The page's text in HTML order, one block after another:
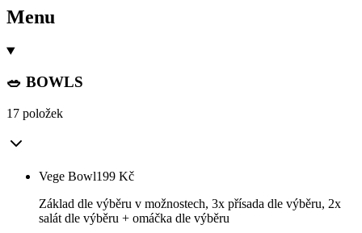
Menu
🥗 BOWLS
17 položek
Vege Bowl199 Kč
Základ dle výběru v možnostech, 3x přísada dle výběru, 2x
salát dle výběru + omáčka dle výběru